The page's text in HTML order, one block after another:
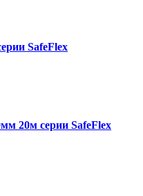
SafeFlex
20м серии SafeFlex